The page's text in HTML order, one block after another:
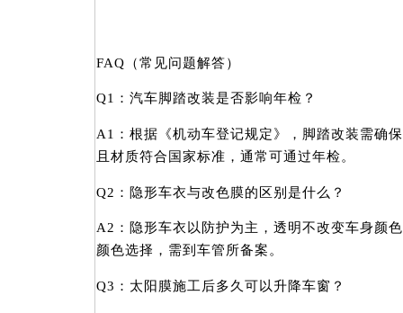
FAQ（常见问题解答）
Q1：汽车脚踏改装是否影响年检？
A1：根据《机动车登记规定》，脚踏改装需确
且材质符合国家标准，通常可通过年检。
Q2：隐形车衣与改色膜的区别是什么？
A2：隐形车衣以防护为主，透明不改变车身颜
颜色选择，需到车管所备案。
Q3：太阳膜施工后多久可以升降车窗？